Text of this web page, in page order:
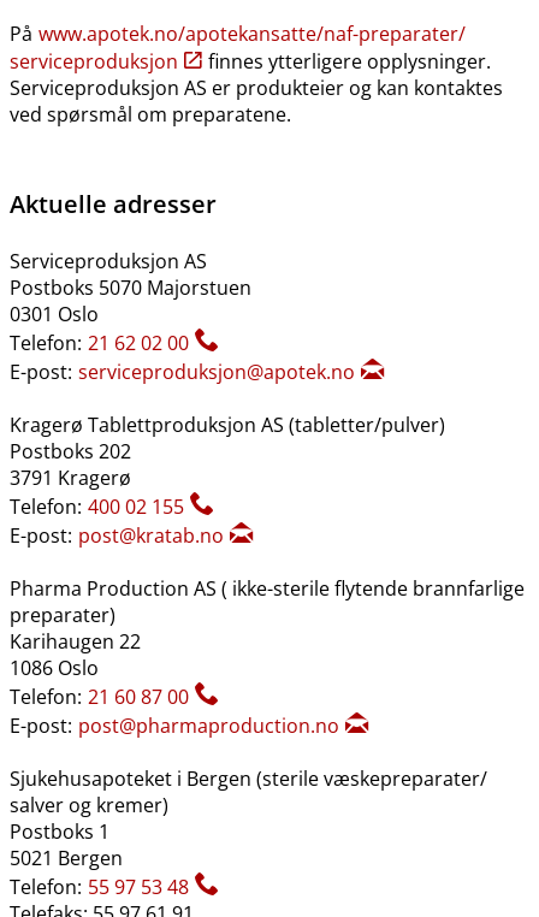
På www.apotek.no​/​apotekansatte​/​naf-preparater​/​
serviceproduksjon
finnes ytterligere opplysninger.
Serviceproduksjon AS er produkteier og kan kontaktes
ved spørsmål om preparatene.
Aktuelle adresser
Serviceproduksjon AS
Postboks 5070 Majorstuen
0301 Oslo
Telefon: 21 62 02 00
E-post: serviceproduksjon@apotek.no
Kragerø Tablettproduksjon AS (tabletter​/​pulver)
Postboks 202
3791 Kragerø
Telefon: 400 02 155
E-post: post@kratab.no
Pharma Production AS ( ikke-sterile flytende brannfarlige
preparater)
Karihaugen 22
1086 Oslo
Telefon: 21 60 87 00
E-post: post@pharmaproduction.no
Sjukehusapoteket i Bergen (sterile væskepreparater​/​
salver og kremer)
Postboks 1
5021 Bergen
Telefon: 55 97 53 48